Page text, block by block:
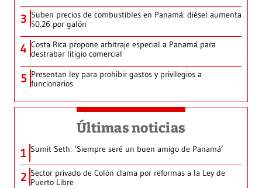
3 Suben precios de combustibles en Panamá: diésel aumenta
$0.26 por galón
4 Costa Rica propone arbitraje especial a Panamá para
destrabar litigio comercial
5 Presentan ley para prohibir gastos y privilegios a
funcionarios
Últimas noticias
1 Sumit Seth: ‘Siempre seré un buen amigo de Panamá’
2 Sector privado de Colón clama por reformas a la Ley de
Puerto Libre